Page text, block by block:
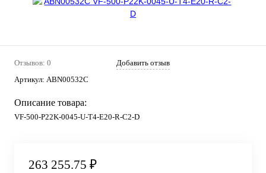
Отзывов: 0
Добавить отзыв
Артикул: ABN00532C
Описание товара:
VF-500-P22K-0045-U-T4-E20-R-C2-D
263 255.75 ₽